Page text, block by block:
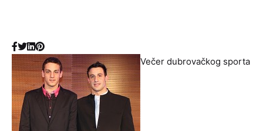
Večer dubrovačkog sporta